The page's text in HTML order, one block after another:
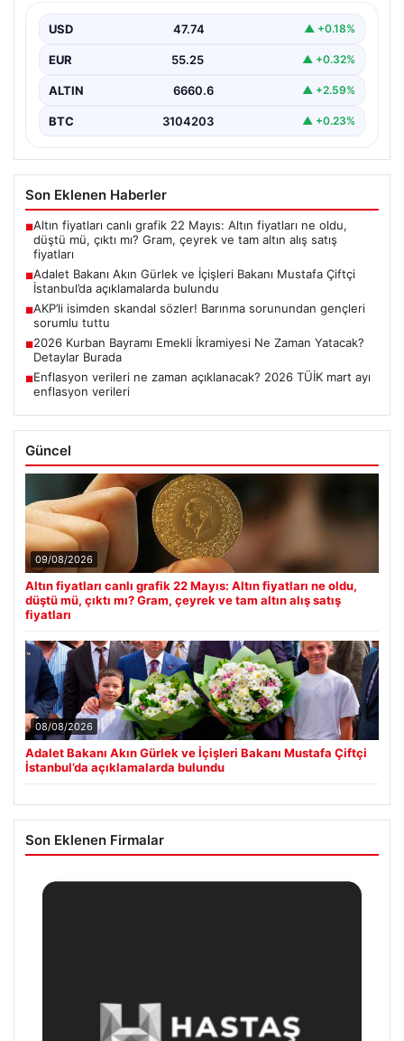
{"title": "Adalet Bakanı Akın Gürlek ve İçişleri Bakanı
bulundu",…
USD 47.74 ▲ +0.18%
EUR 55.25 ▲ +0.32%
ALTIN 6660.6 ▲ +2.59%
BTC 3104203 ▲ +0.23%
Son Eklenen Haberler
■Altın fiyatları canlı grafik 22 Mayıs: Altın fiyatları ne oldu,
düştü mü, çıktı mı? Gram, çeyrek ve tam altın alış satış
fiyatları
■Adalet Bakanı Akın Gürlek ve İçişleri Bakanı Mustafa Çiftçi
İstanbul’da açıklamalarda bulundu
■AKP’li isimden skandal sözler! Barınma sorunundan gençleri
sorumlu tuttu
■2026 Kurban Bayramı Emekli İkramiyesi Ne Zaman Yatacak?
Detaylar Burada
■Enflasyon verileri ne zaman açıklanacak? 2026 TÜİK mart ayı
enflasyon verileri
Güncel
09/08/2026
Altın fiyatları canlı grafik 22 Mayıs: Altın fiyatları ne oldu,
düştü mü, çıktı mı? Gram, çeyrek ve tam altın alış satış
fiyatları
08/08/2026
Adalet Bakanı Akın Gürlek ve İçişleri Bakanı Mustafa Çiftçi
İstanbul’da açıklamalarda bulundu
Son Eklenen Firmalar